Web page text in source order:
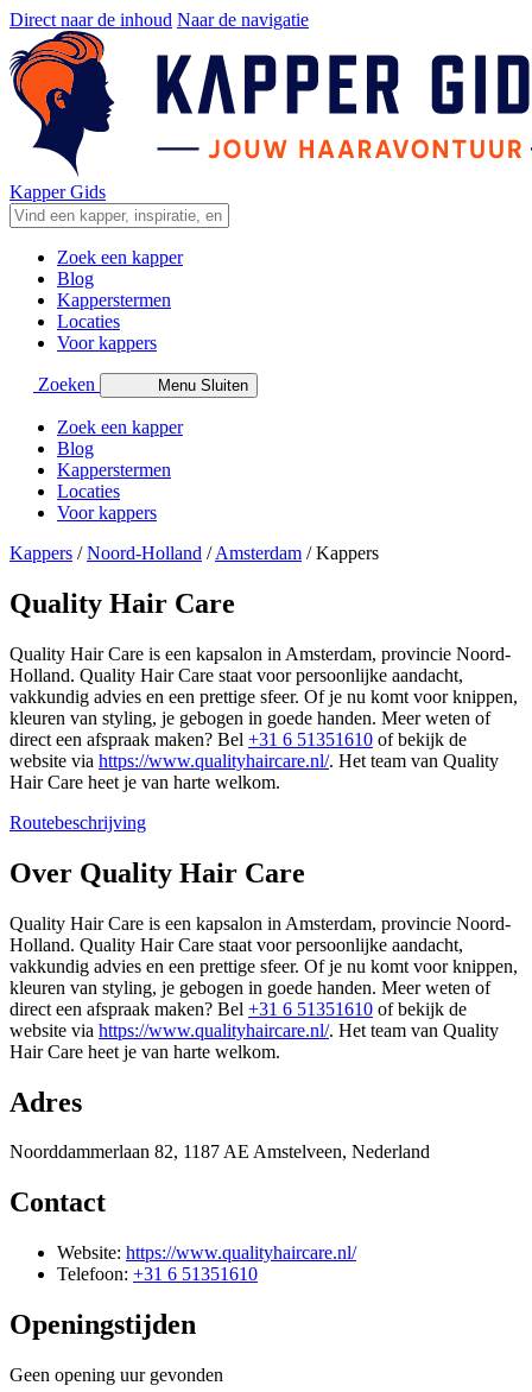
Direct naar de inhoud Naar de navigatie
Kapper Gids
Zoek een kapper
Blog
Kapperstermen
Locaties
Voor kappers
Zoeken Menu Sluiten
Zoek een kapper
Blog
Kapperstermen
Locaties
Voor kappers
Kappers /Noord-Holland /Amsterdam /Kappers
Quality Hair Care
Quality Hair Care is een kapsalon in Amsterdam, provincie Noord-
Holland. Quality Hair Care staat voor persoonlijke aandacht,
vakkundig advies en een prettige sfeer. Of je nu komt voor knippen,
kleuren van styling, je gebogen in goede handen. Meer weten of
direct een afspraak maken? Bel +31 6 51351610 of bekijk de
website via https://www.qualityhaircare.nl/. Het team van Quality
Hair Care heet je van harte welkom.
Routebeschrijving
+
Over Quality Hair Care
Quality Hair Care is een kapsalon in Amsterdam, provincie Noord-
Holland. Quality Hair Care staat voor persoonlijke aandacht,
vakkundig advies en een prettige sfeer. Of je nu komt voor knippen,
kleuren van styling, je gebogen in goede handen. Meer weten of
direct een afspraak maken? Bel +31 6 51351610 of bekijk de
website via https://www.qualityhaircare.nl/. Het team van Quality
Hair Care heet je van harte welkom.
Adres
Noorddammerlaan 82, 1187 AE Amstelveen, Nederland
Contact
Website: https://www.qualityhaircare.nl/
Telefoon: +31 6 51351610
Openingstijden
Geen opening uur gevonden